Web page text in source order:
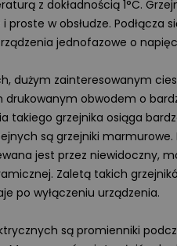
z dokładnością 1°C.
w obsłudze. Podłącza
jednofazowe o
dużym zainteresowanym
obwodem o
takiego grzejnika osiąga
są grzejniki
jest przez niewidoczny,
Zaletą takich
po wyłączeniu urządzenia.
są promienniki